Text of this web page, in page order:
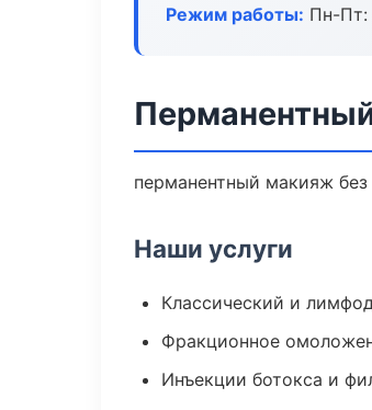
Режим работы: Пн-Пт:
перманентный макияж
Наши услуги
Классический и
Фракционное
Инъекции ботокса и